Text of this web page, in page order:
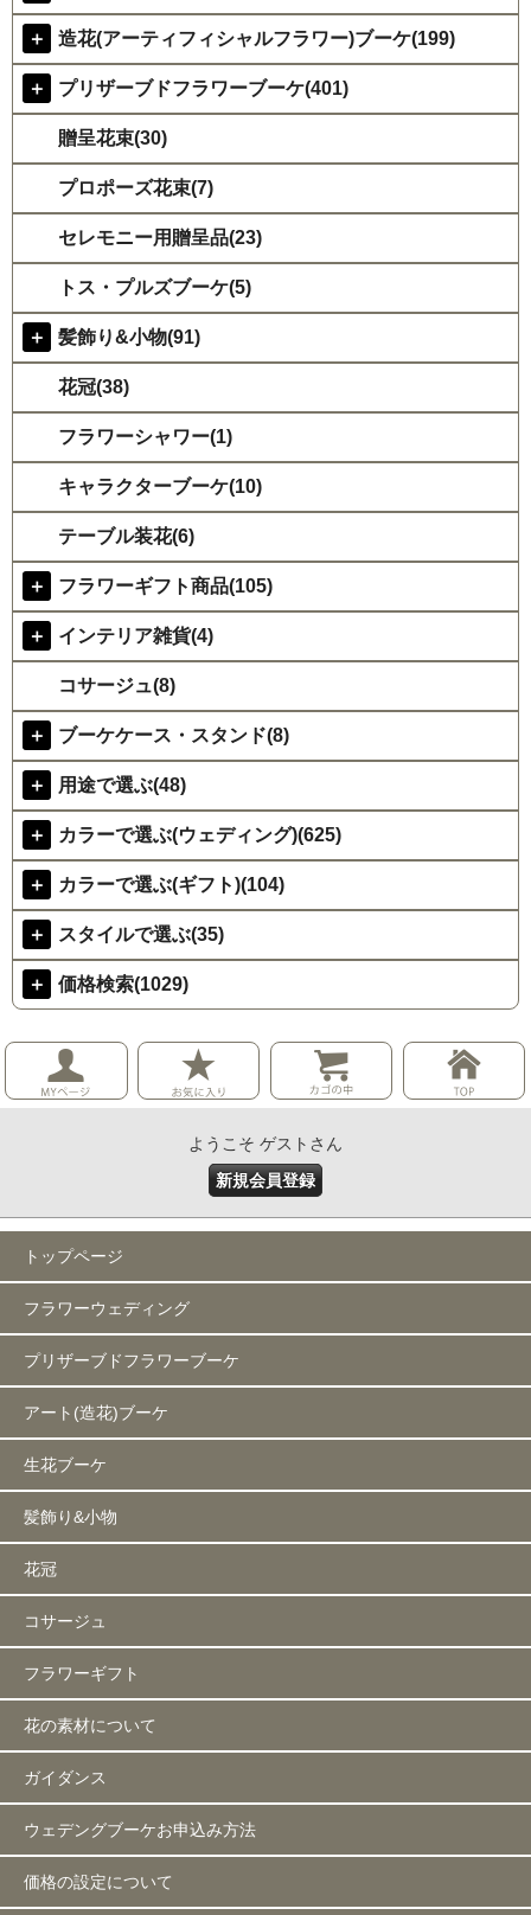
＋ 造花(アーティフィシャルフラワー)ブーケ(199)
＋ プリザーブドフラワーブーケ(401)
贈呈花束(30)
プロポーズ花束(7)
セレモニー用贈呈品(23)
トス・プルズブーケ(5)
＋ 髪飾り&小物(91)
花冠(38)
フラワーシャワー(1)
キャラクターブーケ(10)
テーブル装花(6)
＋ フラワーギフト商品(105)
＋ インテリア雑貨(4)
コサージュ(8)
＋ ブーケケース・スタンド(8)
＋ 用途で選ぶ(48)
＋ カラーで選ぶ(ウェディング)(625)
＋ カラーで選ぶ(ギフト)(104)
＋ スタイルで選ぶ(35)
＋ 価格検索(1029)
ようこそ ゲストさん
新規会員登録
トップページ
フラワーウェディング
プリザーブドフラワーブーケ
アート(造花)ブーケ
生花ブーケ
髪飾り&小物
花冠
コサージュ
フラワーギフト
花の素材について
ガイダンス
ウェデングブーケお申込み方法
価格の設定について